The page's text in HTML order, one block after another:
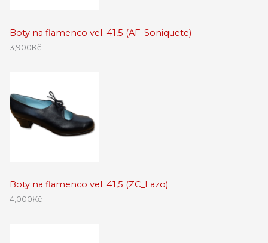
Boty na flamenco vel. 41,5 (AF_Soniquete)
3,900Kč
Boty na flamenco vel. 41,5 (ZC_Lazo)
4,000Kč